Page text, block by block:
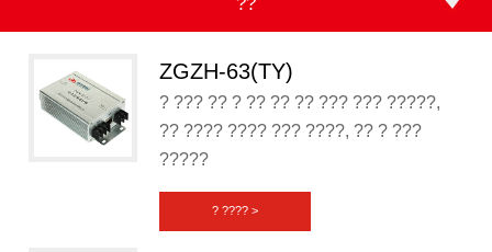
ZGZH-63(TY)
? ??? ?? ? ?? ?? ?? ??? ??? ?????,
?? ???? ???? ??? ????, ?? ? ???
?????
? ???? >